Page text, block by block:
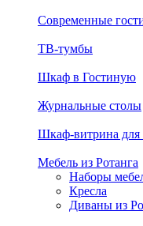
Современные
ТВ-тумбы
Шкаф в Гостиную
Журнальные столы
Шкаф-витрина для
Мебель из Ротанга
Наборы
Кресла
Диваны из